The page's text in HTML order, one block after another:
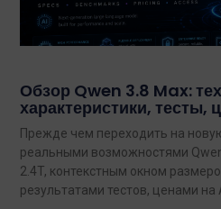
Обзор Qwen 3.8 Max:
характеристики, тесты,
Прежде чем переходить на
реальными возможностями
2.4T, контекстным окном
результатами тестов, ценами